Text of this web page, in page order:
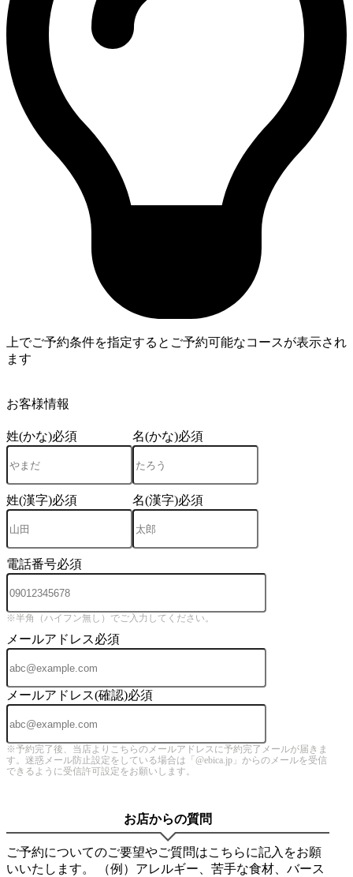
上でご予約条件を指定するとご予約可能なコースが表示され
ます
お客様情報
姓(かな)必須 名(かな)必須
姓(漢字)必須 名(漢字)必須
電話番号必須
※半角（ハイフン無し）でご入力してください。
メールアドレス必須
メールアドレス(確認)必須
※予約完了後、当店よりこちらのメールアドレスに予約完了メールが届きま
す。迷惑メール防止設定をしている場合は「@ebica.jp」からのメールを受信
できるように受信許可設定をお願いします。
お店からの質問
ご予約についてのご要望やご質問はこちらに記入をお願
いいたします。 （例）アレルギー、苦手な食材、バース